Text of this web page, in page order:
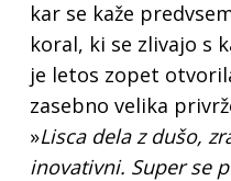
kar se kaže
koral, ki se zlivajo s
je letos zopet
zasebno velika
»Lisca dela z dušo,
inovativni. Super se